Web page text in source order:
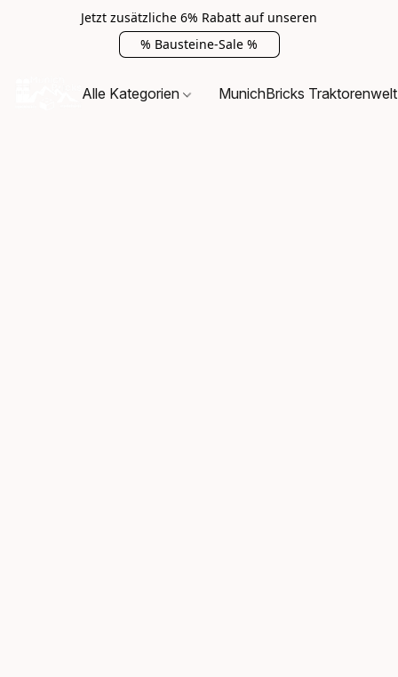
Jetzt zusätzliche 6% Rabatt auf unseren
% Bausteine-Sale %
Alle Kategorien MunichBricks Traktorenwelt